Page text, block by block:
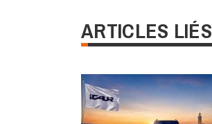
ARTICLES LIÉS